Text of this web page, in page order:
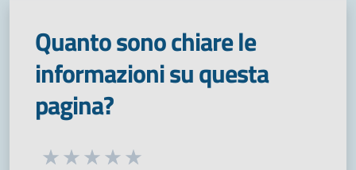
Quanto sono chiare le
informazioni su questa
pagina?
Seleziona una valutazione da 1 a 5 stelle